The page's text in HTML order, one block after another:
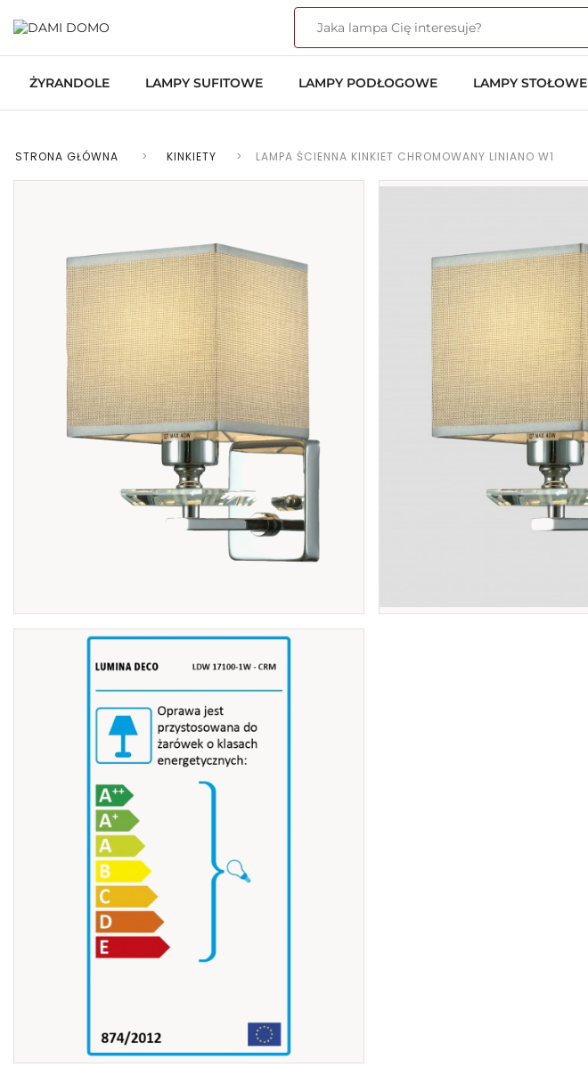
ŻYRANDOLE LAMPY SUFITOWE LAMPY PODŁOGOWE LAMPY STOŁOWE
STRONA GŁÓWNA > KINKIETY > LAMPA ŚCIENNA KINKIET CHROMOWANY LINIANO W1